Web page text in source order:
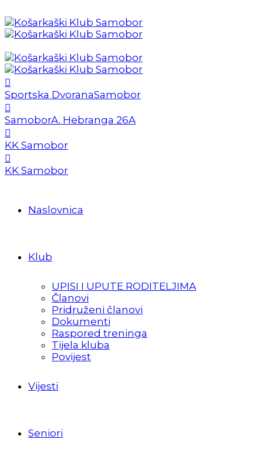
Sportska DvoranaSamobor
SamoborA. Hebranga 26A
KK Samobor
KK Samobor
Naslovnica
Klub
UPISI I UPUTE RODITELJIMA
Članovi
Pridruženi članovi
Dokumenti
Raspored treninga
Tijela kluba
Povijest
Vijesti
Seniori